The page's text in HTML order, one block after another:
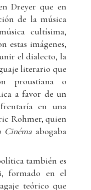
Dreyer que en
de la música
cultísima,
estas imágenes,
el dialecto, la
literario que
proustiana o
a favor de un
en una
Rohmer, quien
Cinémaabogaba
también es
formado en el
teórico que